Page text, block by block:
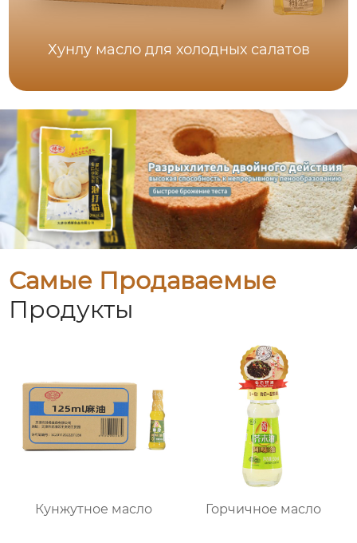
Хунлу масло для холодных салатов
Самые Продаваемые
Продукты
Кунжутное масло Горчичное масло